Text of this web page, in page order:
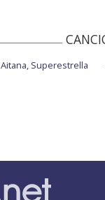
Aitana, Superestrella